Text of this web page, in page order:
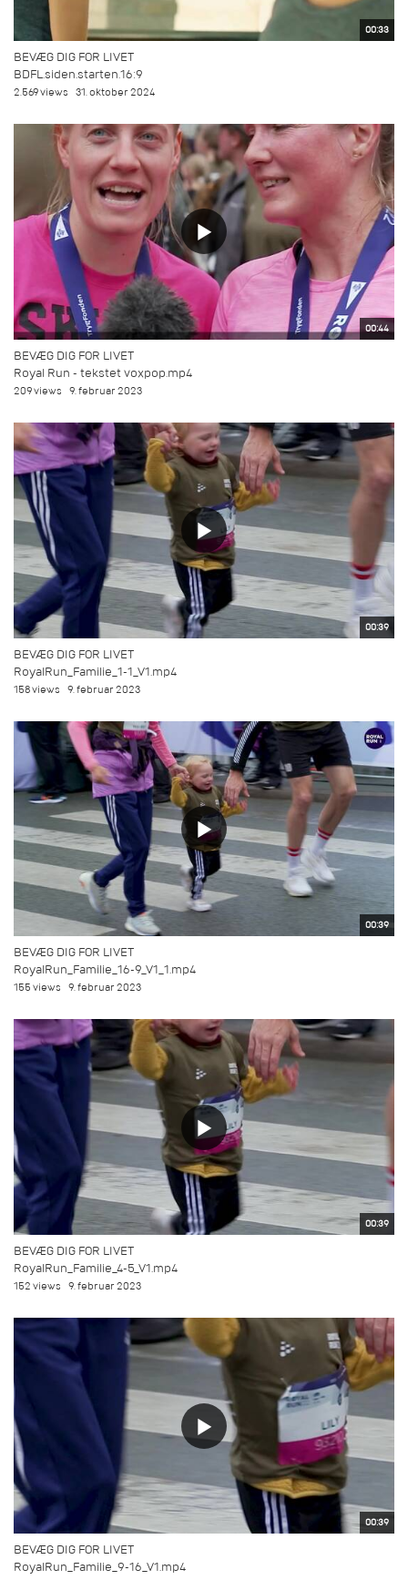
00:33
BEVÆG DIG FOR LIVET
BDFL.siden.starten.16:9
2.569 views 31. oktober 2024
00:44
BEVÆG DIG FOR LIVET
Royal Run - tekstet voxpop.mp4
209 views 9. februar 2023
00:39
BEVÆG DIG FOR LIVET
RoyalRun_Familie_1-1_V1.mp4
158 views 9. februar 2023
00:39
BEVÆG DIG FOR LIVET
RoyalRun_Familie_16-9_V1_1.mp4
155 views 9. februar 2023
00:39
BEVÆG DIG FOR LIVET
RoyalRun_Familie_4-5_V1.mp4
152 views 9. februar 2023
00:39
BEVÆG DIG FOR LIVET
RoyalRun_Familie_9-16_V1.mp4